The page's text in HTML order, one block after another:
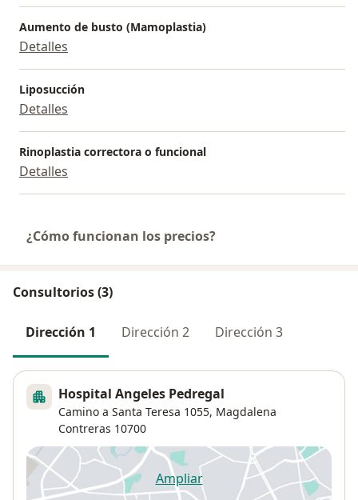
Aumento de busto (Mamoplastia)
Detalles
Liposucción
Detalles
Rinoplastia correctora o funcional
Detalles
¿Cómo funcionan los precios?
Consultorios (3)
Dirección 1 Dirección 2 Dirección 3
Hospital Angeles Pedregal
Camino a Santa Teresa 1055, Magdalena
Contreras 10700
Ampliarse abre en una nueva